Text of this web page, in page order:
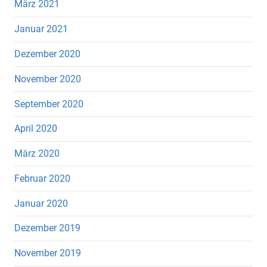
März 2021
Januar 2021
Dezember 2020
November 2020
September 2020
April 2020
März 2020
Februar 2020
Januar 2020
Dezember 2019
November 2019